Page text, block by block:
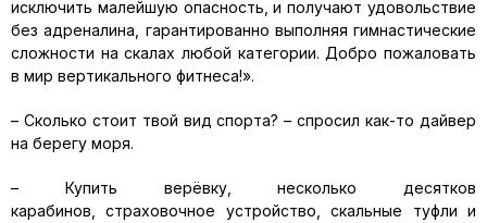
исключить малейшую опасность, и получают удовольствие
без адреналина, гарантированно выполняя гимнастические
сложности на скалах любой категории. Добро пожаловать
в мир вертикального фитнеса!».
– Сколько стоит твой вид спорта? – спросил как-то дайвер
на берегу моря.
– Купить верёвку, несколько десятков
карабинов, страховочное устройство, скальные туфли и